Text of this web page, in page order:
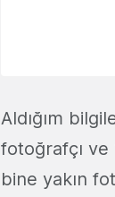
Aldığım
fotoğrafçı ve
bine yakın